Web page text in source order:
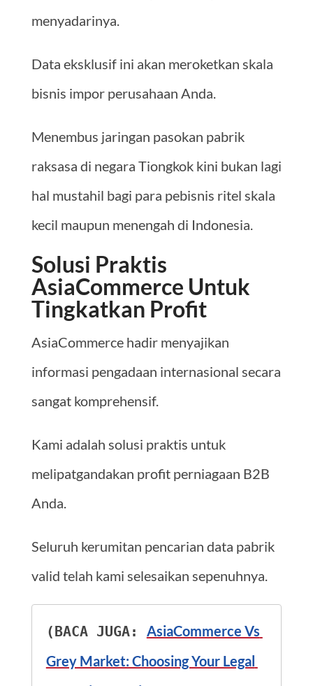
menyadarinya.
Data eksklusif ini akan meroketkan skala
bisnis impor perusahaan Anda.
Menembus jaringan pasokan pabrik
raksasa di negara Tiongkok kini bukan lagi
hal mustahil bagi para pebisnis ritel skala
kecil maupun menengah di Indonesia.
Solusi Praktis
AsiaCommerce Untuk
Tingkatkan Profit
AsiaCommerce hadir menyajikan
informasi pengadaan internasional secara
sangat komprehensif.
Kami adalah solusi praktis untuk
melipatgandakan profit perniagaan B2B
Anda.
Seluruh kerumitan pencarian data pabrik
valid telah kami selesaikan sepenuhnya.
(BACA JUGA: AsiaCommerce Vs
Grey Market: Choosing Your Legal